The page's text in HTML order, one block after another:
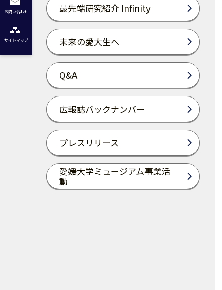
お問い合わせ
サイトマップ
最先端研究紹介 Infinity
未来の愛大生へ
Q&A
広報誌バックナンバー
プレスリリース
愛媛大学ミュージアム事業活
動